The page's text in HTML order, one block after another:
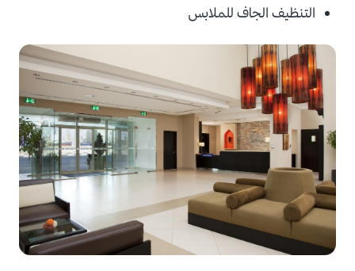
التنظيف الجاف للملابس